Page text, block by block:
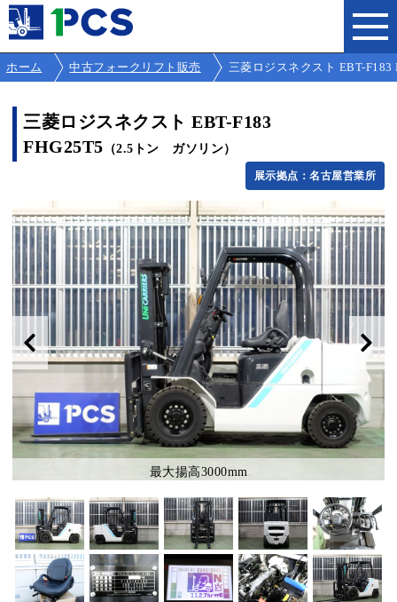
ホーム 中古フォークリフト販売 三菱ロジスネクスト EBT-
三菱ロジスネクスト EBT-F183
FHG25T5 （2.5トン ガソリン）
展示拠点：名古屋営業所
最大揚高3000mm